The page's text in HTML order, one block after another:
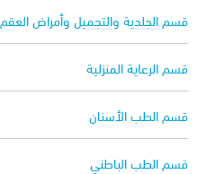
قسم الجلدية والتجميل وأمراض العقم
قسم الرعاية المنزلية
قسم الطب الأسنان
قسم الطب الباطني